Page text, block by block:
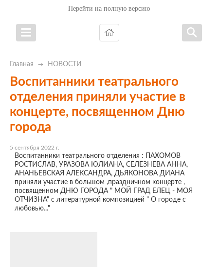
Перейти на полную версию
Главная → НОВОСТИ
Воспитанники театрального
отделения приняли участие в
концерте, посвященном Дню
города
5 сентября 2022 г.
Воспитанники театрального отделения : ПАХОМОВ
РОСТИСЛАВ, УРАЗОВА ЮЛИАНА, СЕЛЕЗНЕВА АННА,
АНАНЬЕВСКАЯ АЛЕКСАНДРА, ДЬЯКОНОВА ДИАНА
приняли участие в большом ,праздничном концерте ,
посвященном ДНЮ ГОРОДА " МОЙ ГРАД ЕЛЕЦ - МОЯ
ОТЧИЗНА" с литературной композицией " О городе с
любовью..."